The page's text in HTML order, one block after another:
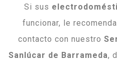
Si sus
funcionar, le
contacto con nuestro
Sanlúcar de Barrameda,